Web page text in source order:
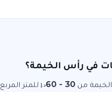
في رأس الخيمة؟
من 30 - 60 د.إ للمتر المربع